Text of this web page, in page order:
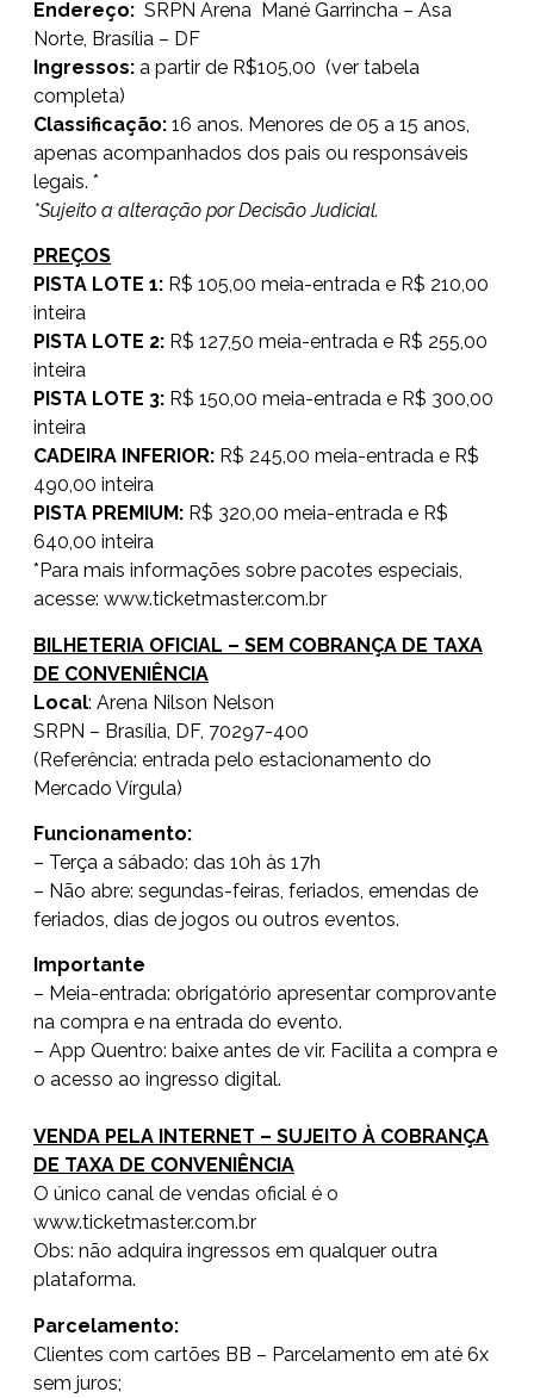
Endereço: SRPN Arena Mané Garrincha – Asa
Norte, Brasília – DF
Ingressos: a partir de R$105,00 (ver tabela
completa)
Classificação: 16 anos. Menores de 05 a 15 anos,
apenas acompanhados dos pais ou responsáveis
legais. *
*Sujeito a alteração por Decisão Judicial.
PREÇOS
PISTA LOTE 1: R$ 105,00 meia-entrada e R$ 210,00
inteira
PISTA LOTE 2: R$ 127,50 meia-entrada e R$ 255,00
inteira
PISTA LOTE 3: R$ 150,00 meia-entrada e R$ 300,00
inteira
CADEIRA INFERIOR: R$ 245,00 meia-entrada e R$
490,00 inteira
PISTA PREMIUM: R$ 320,00 meia-entrada e R$
640,00 inteira
*Para mais informações sobre pacotes especiais,
acesse: www.ticketmaster.com.br
BILHETERIA OFICIAL – SEM COBRANÇA DE TAXA
DE CONVENIÊNCIA
Local: Arena Nilson Nelson
SRPN – Brasília, DF, 70297-400
(Referência: entrada pelo estacionamento do
Mercado Vírgula)
Funcionamento:
– Terça a sábado: das 10h às 17h
– Não abre: segundas-feiras, feriados, emendas de
feriados, dias de jogos ou outros eventos.
Importante
– Meia-entrada: obrigatório apresentar comprovante
na compra e na entrada do evento.
– App Quentro: baixe antes de vir. Facilita a compra e
o acesso ao ingresso digital.
VENDA PELA INTERNET – SUJEITO À COBRANÇA
DE TAXA DE CONVENIÊNCIA
O único canal de vendas oficial é o
www.ticketmaster.com.br
Obs: não adquira ingressos em qualquer outra
plataforma.
Parcelamento:
Clientes com cartões BB – Parcelamento em até 6x
sem juros;